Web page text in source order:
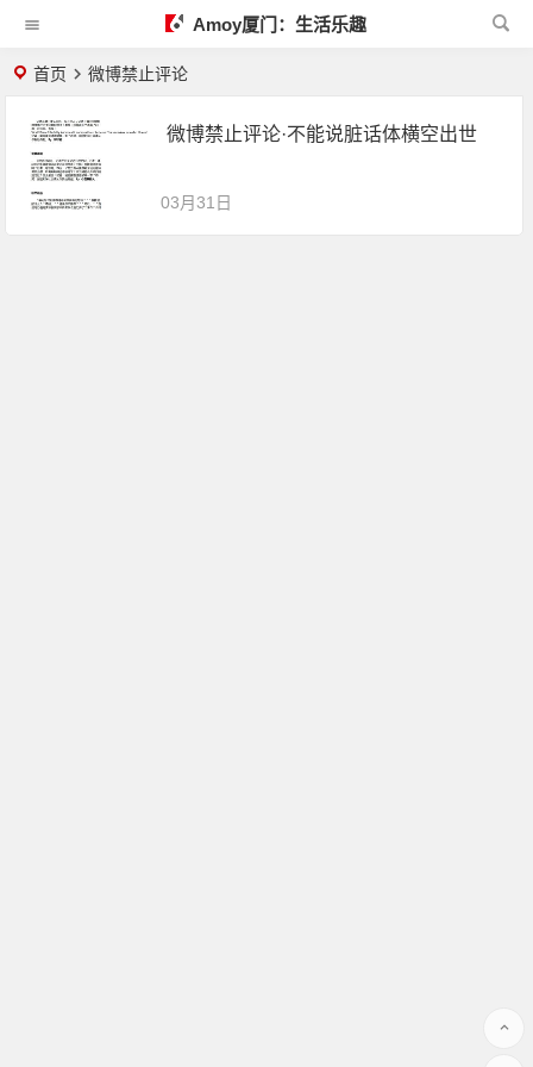
Amoy厦门：生活乐趣
首页 微博禁止评论
微博禁止评论·不能说脏话体横空出世
03月31日